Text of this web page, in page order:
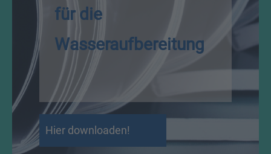
für die
Wasseraufbereitung
Hier downloaden!